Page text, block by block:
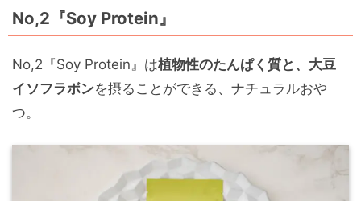
No,2『Soy Protein』
No,2『Soy Protein』は植物性のたんぱく質と、大豆
イソフラボンを摂ることができる、ナチュラルおや
つ。